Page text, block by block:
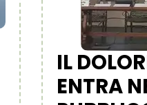
IL
ENTRA